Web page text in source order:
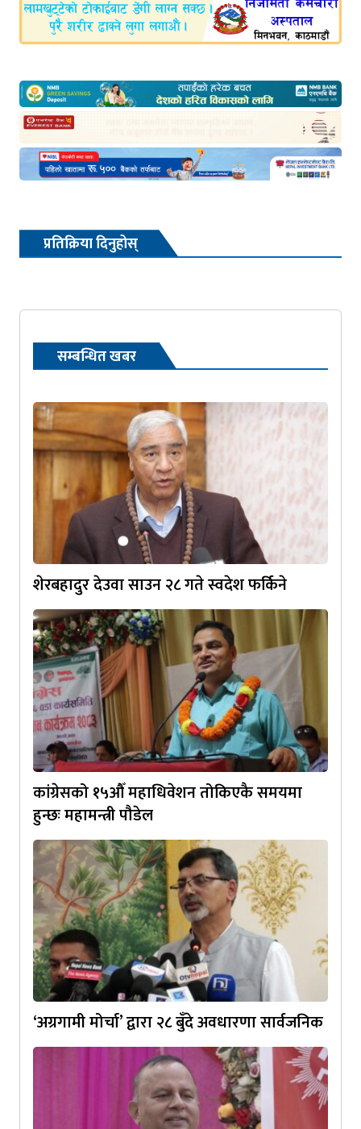
प्रतिक्रिया दिनुहोस्
सम्बन्धित खबर
शेरबहादुर देउवा साउन २८ गते स्वदेश फर्किने
कांग्रेसको १५औँ महाधिवेशन तोकिएकै समयमा
हुन्छः महामन्त्री पौडेल
‘अग्रगामी मोर्चा’ द्वारा २८ बुँदे अवधारणा सार्वजनिक